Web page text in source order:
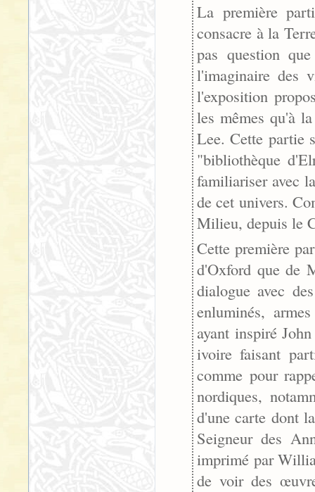
La première
consacre à la
pas question
l'imaginaire des
l'exposition
les mêmes qu'à
Lee. Cette partie
"bibliothèque
familiariser avec
de cet univers.
Milieu, depuis le
Cette première
d'Oxford que de
dialogue avec
enluminés,
ayant inspiré
ivoire faisant
comme pour
nordiques,
d'une carte dont
Seigneur des
imprimé par
de voir des